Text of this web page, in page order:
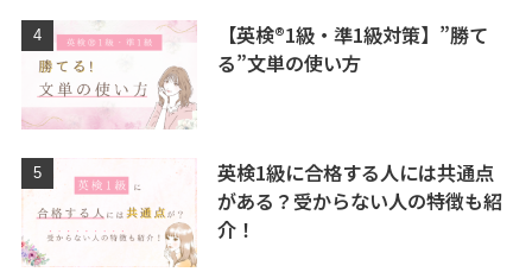
【英検®1級・準1級対策】”勝て
る”文単の使い方
英検1級に合格する人には共通点
がある？受からない人の特徴も紹
介！